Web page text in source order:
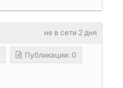
не в сети 2 дня
Публикации: 0